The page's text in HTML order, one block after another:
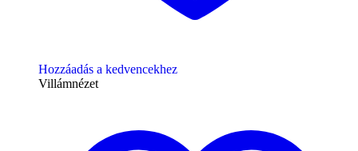
Hozzáadás a kedvencekhez
Villámnézet